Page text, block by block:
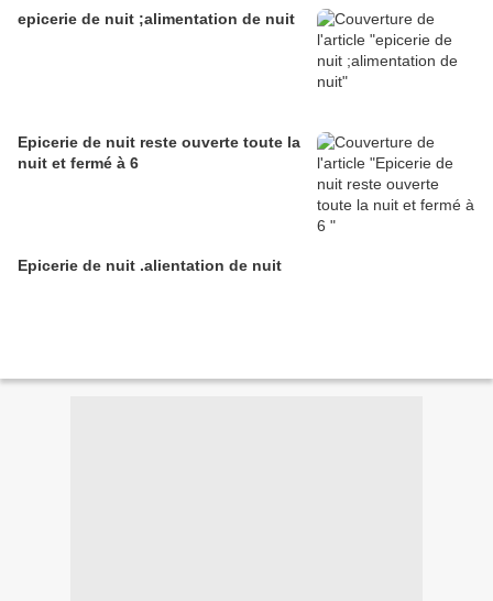
epicerie de nuit ;alimentation de nuit
Epicerie de nuit reste ouverte toute la
nuit et fermé à 6
Epicerie de nuit .alientation de nuit